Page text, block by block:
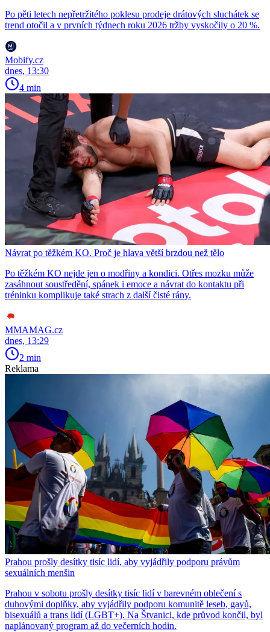
Po pěti letech nepřetržitého poklesu prodeje drátových sluchátek se
trend otočil a v prvních týdnech roku 2026 tržby vyskočily o 20 %.
Mobify.cz
dnes, 13:30
4 min
Návrat po těžkém KO. Proč je hlava větší brzdou než tělo
Po těžkém KO nejde jen o modřiny a kondici. Otřes mozku může
zasáhnout soustředění, spánek i emoce a návrat do kontaktu při
tréninku komplikuje také strach z další čisté rány.
MMAMAG.cz
dnes, 13:29
2 min
Reklama
Prahou prošly desítky tisíc lidí, aby vyjádřily podporu právům
sexuálních menšin
Prahou v sobotu prošly desítky tisíc lidí v barevném oblečení s
duhovými doplňky, aby vyjádřily podporu komunitě leseb, gayů,
bisexuálů a trans lidí (LGBT+). Na Štvanici, kde průvod končil, byl
naplánovaný program až do večerních hodin.